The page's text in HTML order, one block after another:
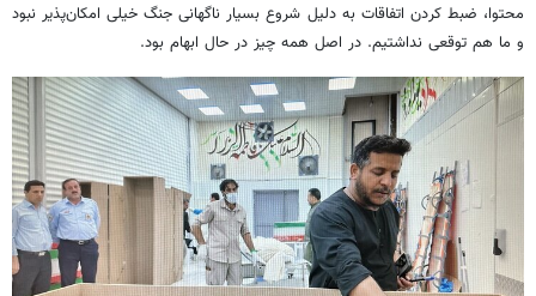
محتوا، ضبط کردن اتفاقات به دلیل شروع بسیار ناگهانی جنگ خیلی امکان‌پذیر نبود
و ما هم توقعی نداشتیم. در اصل همه چیز در حال ابهام بود.